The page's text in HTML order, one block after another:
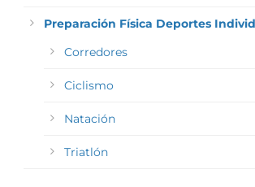
Preparación Física Deportes
Corredores
Ciclismo
Natación
Triatlón